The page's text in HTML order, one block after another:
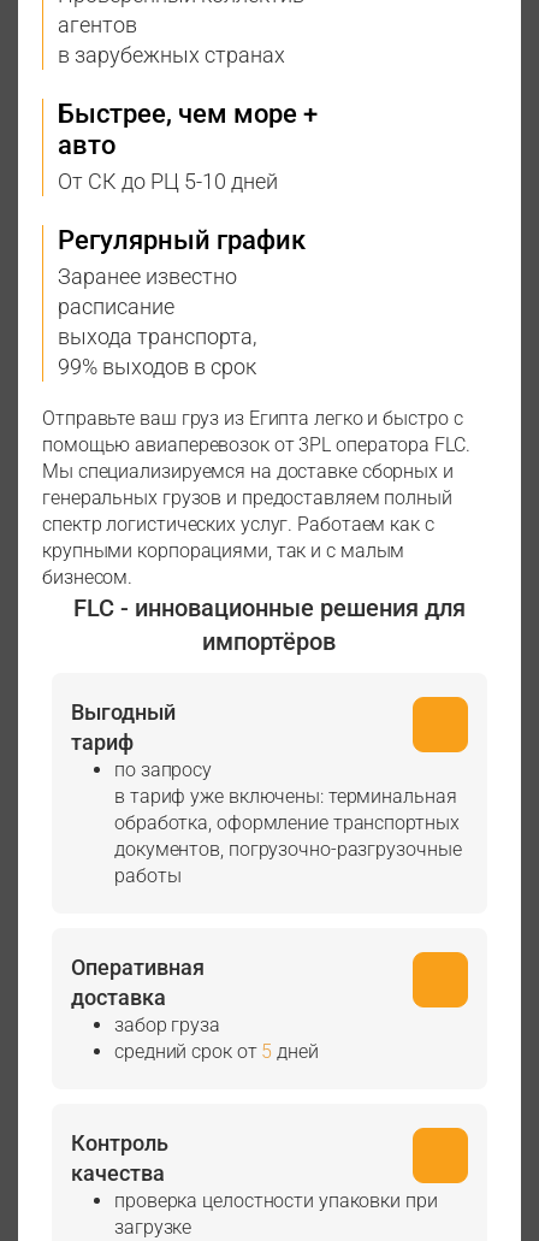
агентов
в зарубежных странах
Быстрее, чем море +
авто
От СК до РЦ 5-10 дней
Регулярный график
Заранее известно
расписание
выхода транспорта,
99% выходов в срок
Отправьте ваш груз из Египта легко и быстро с
помощью авиаперевозок от 3PL оператора FLC.
Мы специализируемся на доставке сборных и
генеральных грузов и предоставляем полный
спектр логистических услуг. Работаем как с
крупными корпорациями, так и с малым
бизнесом.
FLC - инновационные решения для
импортёров
Выгодный
тариф
по запросу
в тариф уже включены: терминальная
обработка, оформление транспортных
документов, погрузочно-разгрузочные
работы
Оперативная
доставка
забор груза
средний срок от 5 дней
Контроль
качества
проверка целостности упаковки при
загрузке